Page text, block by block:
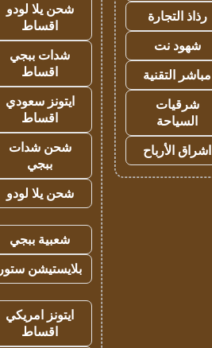
رذاذ التجارة
شهود نت
مباشر التقنية
شرقيات
السياحة
اشراق الأرباح
شحن يلا لودو
اقساط
شدات ببجي
اقساط
ايتونز سعودي
اقساط
شحن شدات
ببجي
شحن يلا لودو
شعبية ببجي
بلايستيشن ستور
ايتونز امريكي
اقساط